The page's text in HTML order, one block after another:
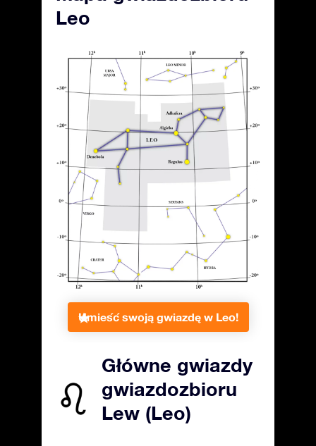
Leo
Umieść swoją gwiazdę w Leo!
Główne gwiazdy
gwiazdozbioru
Lew (Leo)